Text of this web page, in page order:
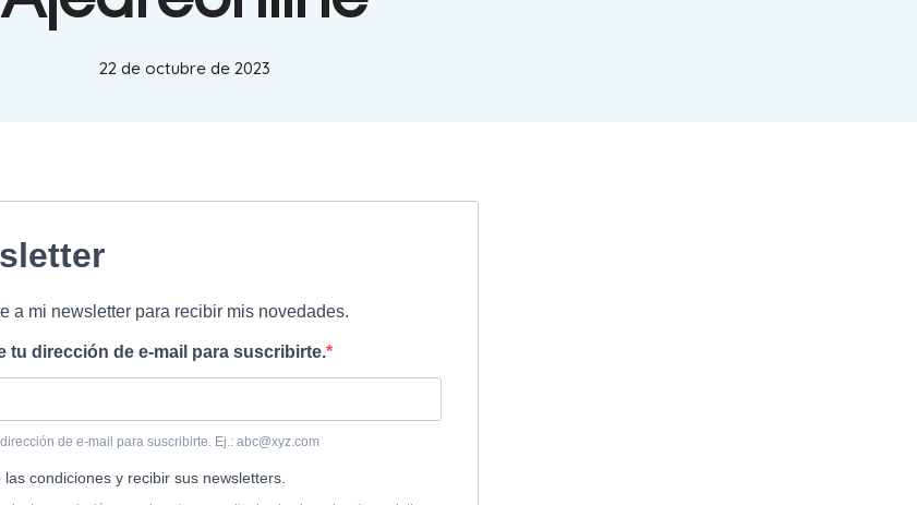
22 de octubre de 2023